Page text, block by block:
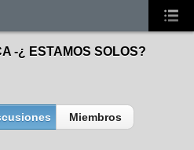
-¿ ESTAMOS SOLOS?
Miembros